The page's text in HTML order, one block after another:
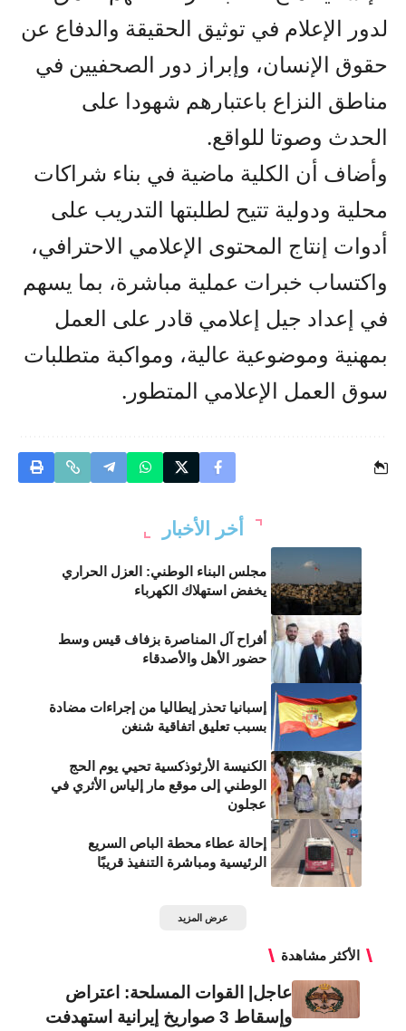
لدور الإعلام في توثيق الحقيقة والدفاع عن
حقوق الإنسان، وإبراز دور الصحفيين في
مناطق النزاع باعتبارهم شهودا على
الحدث وصوتا للواقع.
وأضاف أن الكلية ماضية في بناء شراكات
محلية ودولية تتيح لطلبتها التدريب على
أدوات إنتاج المحتوى الإعلامي الاحترافي،
واكتساب خبرات عملية مباشرة، بما يسهم
في إعداد جيل إعلامي قادر على العمل
بمهنية وموضوعية عالية، ومواكبة متطلبات
سوق العمل الإعلامي المتطور.
أخر الأخبار
مجلس البناء الوطني: العزل الحراري
يخفض استهلاك الكهرباء
أفراح آل المناصرة بزفاف قيس وسط
حضور الأهل والأصدقاء
إسبانيا تحذر إيطاليا من إجراءات مضادة
بسبب تعليق اتفاقية شنغن
الكنيسة الأرثوذكسية تحيي يوم الحج
الوطني إلى موقع مار إلياس الأثري في
عجلون
إحالة عطاء محطة الباص السريع
الرئيسية ومباشرة التنفيذ قريبًا
عرض المزيد
الأكثر مشاهدة
عاجل| القوات المسلحة: اعتراض
وإسقاط 3 صواريخ إيرانية استهدفت